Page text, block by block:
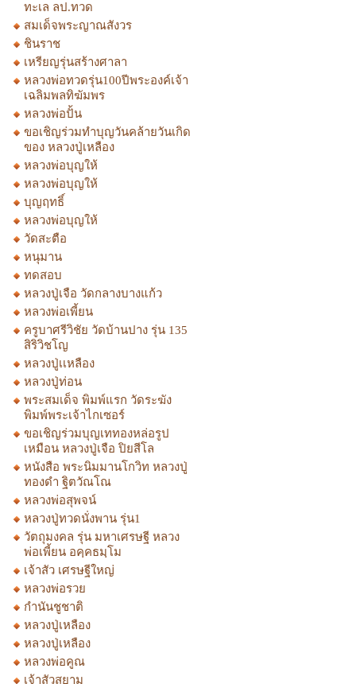
ทะเล ลป.ทวด
สมเด็จพระญาณสังวร
ชินราช
เหรียญรุ่นสร้างศาลา
หลวงพ่อทวดรุ่น100ปีพระองค์เจ้า
เฉลิมพลทิฆัมพร
หลวงพ่อปั้น
ขอเชิญร่วมทำบุญวันคล้ายวันเกิด
ของ หลวงปู่เหลือง
หลวงพ่อบุญให้
หลวงพ่อบุญให้
บุญฤทธิ์
หลวงพ่อบุญให้
วัดสะตือ
หนุมาน
ทดสอบ
หลวงปู่เจือ วัดกลางบางแก้ว
หลวงพ่อเพี้ยน
ครูบาศรีวิชัย วัดบ้านปาง รุ่น 135
สิริวิชโญ
หลวงปู่เเหลือง
หลวงปู่ท่อน
พระสมเด็จ พิมพ์แรก วัดระฆัง
พิมพ์พระเจ้าไกเซอร์
ขอเชิญร่วมบุญเททองหล่อรูป
เหมือน หลวงปู่เจือ ปิยสีโล
หนังสือ พระนิมมานโกวิท หลวงปู่
ทองดำ ฐิตวัณโณ
หลวงพ่อสุพจน์
หลวงปู่ทวดนั่งพาน รุ่น1
วัตถุมงคล รุ่น มหาเศรษฐี หลวง
พ่อเพี้ยน อคฺคธมฺโม
เจ้าสัว เศรษฐีใหญ่
หลวงพ่อรวย
กำนันชูชาติ
หลวงปู่เหลือง
หลวงปู่เหลือง
หลวงพ่อคูณ
เจ้าสัวสยาม